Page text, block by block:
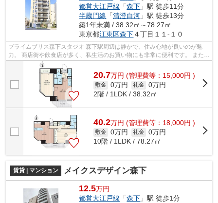
都営大江戸線 「森下 」駅 徒歩11分
半蔵門線 「清澄白河 」駅 徒歩13分
築1年未満 / 38.32㎡～78.27㎡
東京都江東区森下４丁目１１-１０
プライムブリス森下スタジオ 森下駅周辺は静かで、住み心地が良いのが魅
力。 商店街や飲食店が多く、私生活のお買い物にも非常に便利です。 また、
隅田川が近いので、都会に居ながら...
20.7万円 (管理費等：15,000円 )
敷金 0万円 礼金 0万円
2階 / 1LDK / 38.32㎡
40.2万円 (管理費等：18,000円 )
敷金 0万円 礼金 0万円
10階 / 1LDK / 78.27㎡
賃貸 | マンション メイクスデザイン森下
12.5万円
都営大江戸線 「森下 」駅 徒歩1分